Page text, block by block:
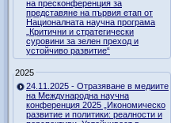
на пресконференция за
представяне на първия етап от
Националната научна програма
„Критични и стратегически
суровини за зелен преход и
устойчиво развитие“
2025
24.11.2025 - Отразяване в медиите
на Международна научна
конференция 2025 „Икономическо
развитие и политики: реалности и